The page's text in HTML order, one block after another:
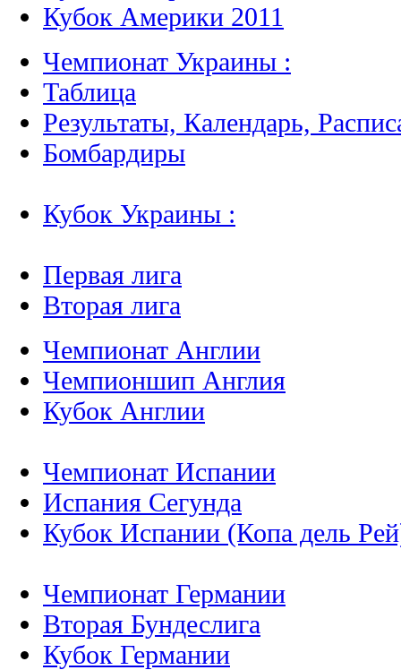
Кубок Америки 2011
Чемпионат Украины :
Таблица
Результаты, Календарь,
Бомбардиры
Кубок Украины :
Первая лига
Вторая лига
Чемпионат Англии
Чемпионшип Англия
Кубок Англии
Чемпионат Испании
Испания Сегунда
Кубок Испании (Копа дель
Чемпионат Германии
Вторая Бундеслига
Кубок Германии